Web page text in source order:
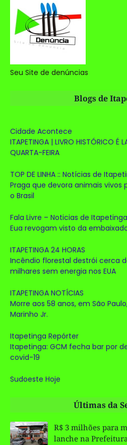
Seu Site de denúncias
Blogs de
Cidade Acontece
ITAPETINGA | LIVRO HISTÓRICO É
QUARTA-FEIRA
TOP DE LINHA :: Notícias de
Praga que devora animais vivos
o Brasil
Fala Livre – Noticias de Itapetinga
Eua revogam visto da
ITAPETINGA 24 HORAS
Incêndio florestal destrói cerca
milhares sem energia nos EUA
ITAPETINGA NOTÍCIAS
Morre aos 58 anos, em São
Marinho Jr.
Itapetinga Repórter
Itapetinga: GCM fecha bar por
covid-19
Sudoeste Hoje
Últimas da
R$ 3 milhões para
lanche na